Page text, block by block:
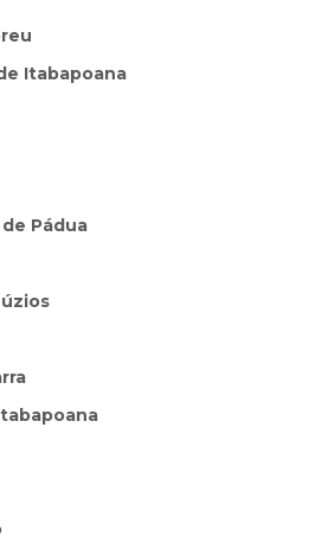
Itabapoana
Pádua